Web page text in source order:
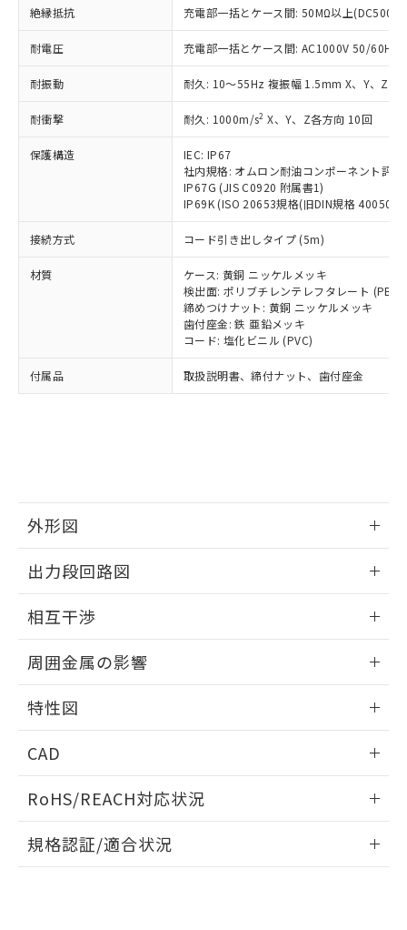
絶縁抵抗 充電部一括とケース間: 50MΩ以上(DC500V
耐電圧 充電部一括とケース間: AC1000V 50/60Hz
耐振動 耐久: 10～55Hz 複振幅 1.5mm X、Y、Z各
耐衝撃 耐久: 1000m/s2 X、Y、Z各方向 10回
保護構造
IEC: IP67
社内規格: オムロン耐油コンポーネント評
IP67G (JIS C0920 附属書1)
IP69K (ISO 20653規格(旧DIN規格 40050
接続方式 コード引き出しタイプ (5m)
材質
ケース: 黄銅 ニッケルメッキ
検出面: ポリブチレンテレフタレート (PBT)
締めつけナット: 黄銅 ニッケルメッキ
歯付座金: 鉄 亜鉛メッキ
コード: 塩化ビニル (PVC)
付属品 取扱説明書、締付ナット、歯付座金
外形図
外形図
出力段回路図
出力段回路図
相互干渉
相互干渉
A: 60mm以上、B: 35mm以上
周囲金属の影響
周囲金属の影響
特性図
検出物体の大きさと材質による影響
CAD
ドすることができます。
ログイン/会員登録
RoHS/REACH対応状況
EU RoHS 注意事項・凡例
規格認証/適合状況
在庫状況および標準価格照会結果は、
記載している更新日時点での社内デー
タに基づき作成されるものであり、閲
覧された時点での実際の在庫および標
準価格とは異なる場合があることをご
正式な納期状況および標準価格はお客
様のお取引先、またはお客様担当のオ
ムロン制御機器販売店・当社販売員に
ご相談ください。
オムロン制御機器販売店や当社販売拠
販売ネットワーク
」をご確認
在庫状況および標準価格結果を当社の
事前の承諾なく第三者に漏洩または開
示しないようお願いします。
マイパーツ機能（部品リスト作成サー
ビス）をご利用いただくには、I-Web
メンバーズにご登録されている必要が
お客様が当ウェブサイト上で当社にご
用者の範囲」に記載されている法人を
指します。
むを得ず変更することがあります。
*EU RoHS指令（10物質）：
鉛(Pb) 1000ppm以下、 水銀(Hg) 1000ppm以下、 カド
ミウム(Cd) 100ppm以下、
六価クロム(Cr(Ⅵ)) 1000ppm以下、ポリ臭化ビフェニル
(PBDE) 1000ppm以下、フタル酸ビス(2-エチルヘキシ
ル) (DEHP)(別名：DOP) 1000ppm以下、フタル酸ブチ
ルベンジル（BBP） 1000ppm以下、フタル酸ジブチル
（DBP） 1000ppm以下、フタル酸ジイソブチル
但し、RoHS指令で産業用監視および制御機器に対する
フタル酸エステル類の４物質については閾値を超える意
図的な使用がないことを確認しています。
部品在庫の切り替え状況などにより、予定
月が前後することがあります。
EU RoHS指令（10物質）の非含有証明書
51物質の非含有証明書（当社基準）
るもので、過去に遡って非含有を証明する
ものではありません。
また、RoHS指令のフタル酸エステル類４
物質の対応では、対応完了までの期間は出
荷製品に未対応品が混在することから備考
欄に対応日を記載しておりました。
既に当社にて対応品への在庫切替を完了
り、2022年1月12日より割愛しておりま
す。
い合わせください。
Cr(Ⅵ)(六価クロム) : 1000ppm、 PBBs(ポリ臭化ビフェ
ニル類) : 1000ppm、 PBDEs(ポリ臭化ジフェニルエーテ
DBP(フタル酸ジブチル) : 1000ppm、 DIBP(フタル酸ジ
イソブチル) : 1000ppm、 BBP(フタル酸ブチルベンジ
DEHP(フタル酸ビス(2-エチルヘキシル)) : 1000ppm
※2 環境保護使用期限
「ｅ」：有害物質（10物質）のすべてが基
準値以下であることを示します。
「10」：通常の使用状況下において有害物
質が外部に漏えいし、環境に深刻な影響を
及ぼさない年数を意味します。
「－」：未確認です。当社販売部門へお問
為替および外国貿易法に定める商品
（以下｢規制貨物等」という）を輸出
または国外への提供する場合は、日本
国政府の輸出許可(または役務取引許
可)を取得するなどの必要な手続きを
当社は規制貨物を破棄する場合は、完
全に破砕するなど、違法に輸出されな
いよう必要な手段を講じます。
当社は貴社製品を、核兵器、ミサイ
ル、化学兵器、生物兵器またはその他
武器並びにこれらの製造装置等に一切
使用いたしません。
当社は、貴社製品を第三者に販売する
場合は、上記1、2および3の内容を当
該第三者に通知します。また当社は、
販売先および販売に係わる関係者が違
法に輸出するおそれがある場合は、取
一定数以上の在庫あり
一定数には満たないが在庫あり
在庫なし(最新の在庫状況につ
いては、お客様のお取引先、ま
たはお客様担当のオムロン制御
機器販売店・当社販売員にご確
認ください)
受注生産機種、また在庫状況の
情報を公開していない機種